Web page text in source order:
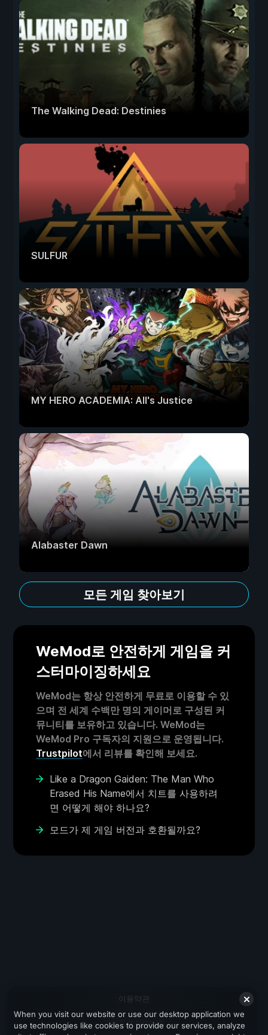
The Walking Dead: Destinies
SULFUR
MY HERO ACADEMIA: All's Justice
Alabaster Dawn
모든 게임 찾아보기
WeMod로 안전하게 게임을 커
스터마이징하세요
WeMod는 항상 안전하게 무료로 이용할 수 있
으며 전 세계 수백만 명의 게이머로 구성된 커
뮤니티를 보유하고 있습니다. WeMod는
WeMod Pro 구독자의 지원으로 운영됩니다.
Trustpilot에서 리뷰를 확인해 보세요.
Like a Dragon Gaiden: The Man Who
Erased His Name에서 치트를 사용하려
면 어떻게 해야 하나요?
모드가 제 게임 버전과 호환될까요?
이용약관
개인정보처리방침
When you visit our website or use our desktop application we
use technologies like cookies to provide our services, analyze